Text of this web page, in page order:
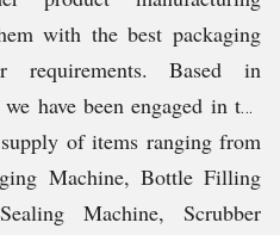
with the best packaging
requirements. Based in
have been engaged in the
of items ranging from
Machine, Bottle Filling
Machine, Scrubber